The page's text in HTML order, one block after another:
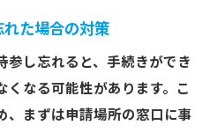
た場合の対策
参し忘れると、手続きができ
くなる可能性があります。こ
、まずは申請場所の窓口に事